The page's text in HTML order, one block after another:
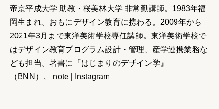
帝京平成大学 助教・桜美林大学 非常勤講師。1983年福
岡生まれ。おもにデザイン教育に携わる。2009年から
2021年3月まで東洋美術学校専任講師。東洋美術学校で
はデザイン教育プログラム設計・管理、産学連携業務な
ども担当。著書に『はじまりのデザイン学』
（BNN）。 note Instagram